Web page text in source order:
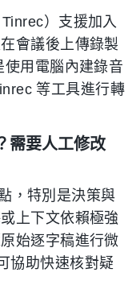
）支援加入
會議後上傳錄製
用電腦內建錄音
等工具進行轉
需要人工修改
，特別是決策與
上下文依賴極強
始逐字稿進行微
協助快速核對疑